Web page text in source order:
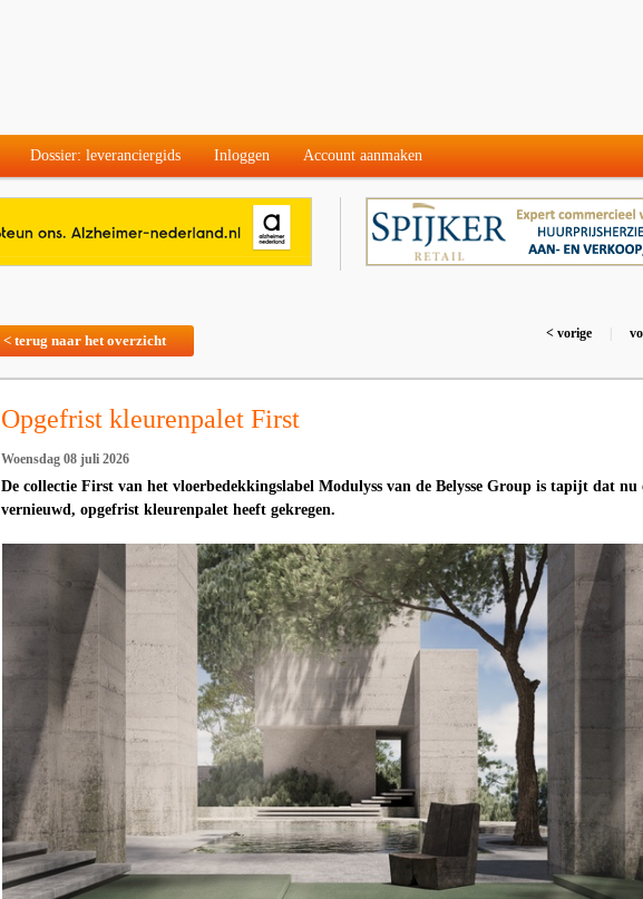
Dossier: leveranciergids Inloggen Account aanmaken
< terug naar het overzicht < vorige
Opgefrist kleurenpalet First
Woensdag 08 juli 2026
De collectie First van het vloerbedekkingslabel Modulyss van de Belysse Group is tapijt dat nu
vernieuwd, opgefrist kleurenpalet heeft gekregen.